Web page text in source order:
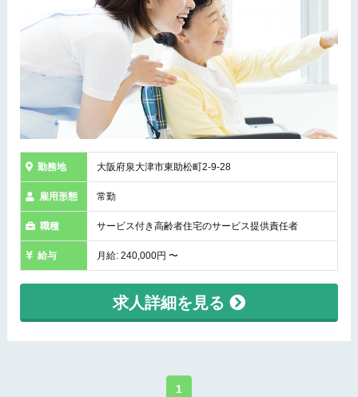
勤務地 大阪府泉大津市東助松町2-9-28
雇用形態 常勤
職種 サービス付き高齢者住宅のサービス提供責任者
給与 月給: 240,000円 〜
求人詳細を見る
1